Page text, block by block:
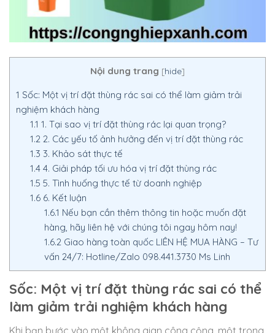
Nội dung trang [hide]
1 Sốc: Một vị trí đặt thùng rác sai có thể làm giảm trải
nghiệm khách hàng
1.1 1. Tại sao vị trí đặt thùng rác lại quan trọng?
1.22. Các yếu tố ảnh hưởng đến vị trí đặt thùng rác
1.3 3. Khảo sát thực tế
1.44. Giải pháp tối ưu hóa vị trí đặt thùng rác
1.5 5. Tình huống thực tế từ doanh nghiệp
1.66. Kết luận
1.6.1 Nếu bạn cần thêm thông tin hoặc muốn đặt
hàng, hãy liên hệ với chúng tôi ngay hôm nay!
1.6.2Giao hàng toàn quốc LIÊN HỆ MUA HÀNG – Tư
vấn 24/7: Hotline/Zalo 098.441.3730 Ms Linh
Sốc: Một vị trí đặt thùng rác sai có thể
làm giảm trải nghiệm khách hàng
Khi bạn bước vào một không gian công cộng, một trong